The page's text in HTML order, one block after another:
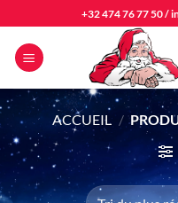
au
contenu
+32 474 76 77 50/
ACCUEIL /